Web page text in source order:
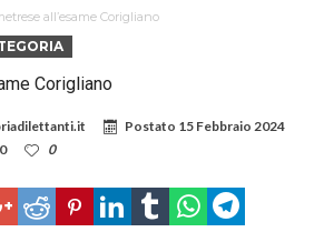
all’esame Corigliano
Corigliano
Postato 15 Febbraio 2024
0 0